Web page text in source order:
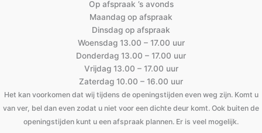
Op afspraak ’s avonds
Maandag op afspraak
Dinsdag op afspraak
Woensdag 13.00 – 17.00 uur
Donderdag 13.00 – 17.00 uur
Vrijdag 13.00 – 17.00 uur
Zaterdag 10.00 – 16.00 uur
Het kan voorkomen dat wij tijdens de openingstijden even weg zijn. Komt u
van ver, bel dan even zodat u niet voor een dichte deur komt. Ook buiten de
openingstijden kunt u een afspraak plannen. Er is veel mogelijk.